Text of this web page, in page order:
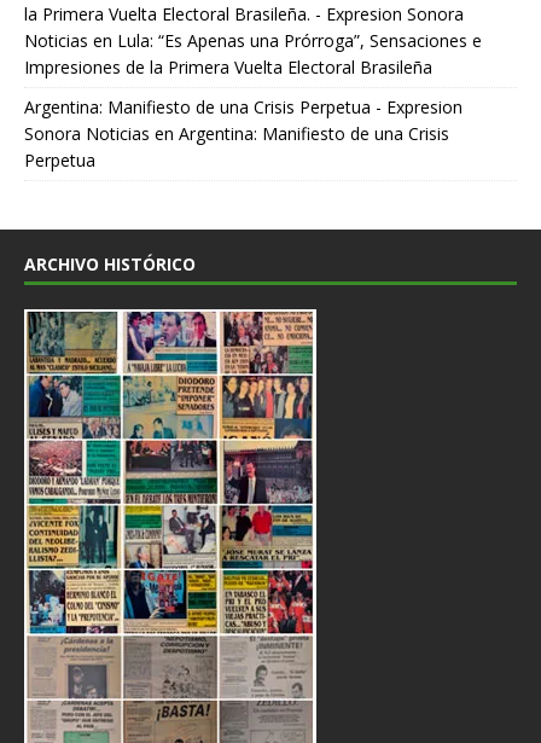
la Primera Vuelta Electoral Brasileña. - Expresion Sonora
Noticias en Lula: “Es Apenas una Prórroga”, Sensaciones e
Impresiones de la Primera Vuelta Electoral Brasileña
Argentina: Manifiesto de una Crisis Perpetua - Expresion
Sonora Noticias en Argentina: Manifiesto de una Crisis
Perpetua
ARCHIVO HISTÓRICO